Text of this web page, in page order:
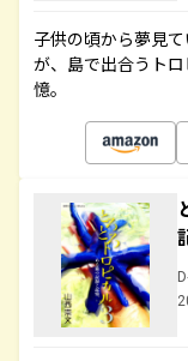
子供の頃から夢見
が、島で出合うト
憶。